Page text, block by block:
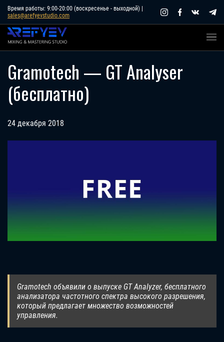
Skip
content
Время работы: 9:00-20:00 (воскресенье - выходной) |
sales@arefyevstudio.com
Gramotech — GT Analyser
(бесплатно)
24 декабря 2018
Gramotech объявили о выпуске GT Analyzer, бесплатного
анализатора частотного спектра высокого разрешения,
который предлагает множество возможностей
управления.